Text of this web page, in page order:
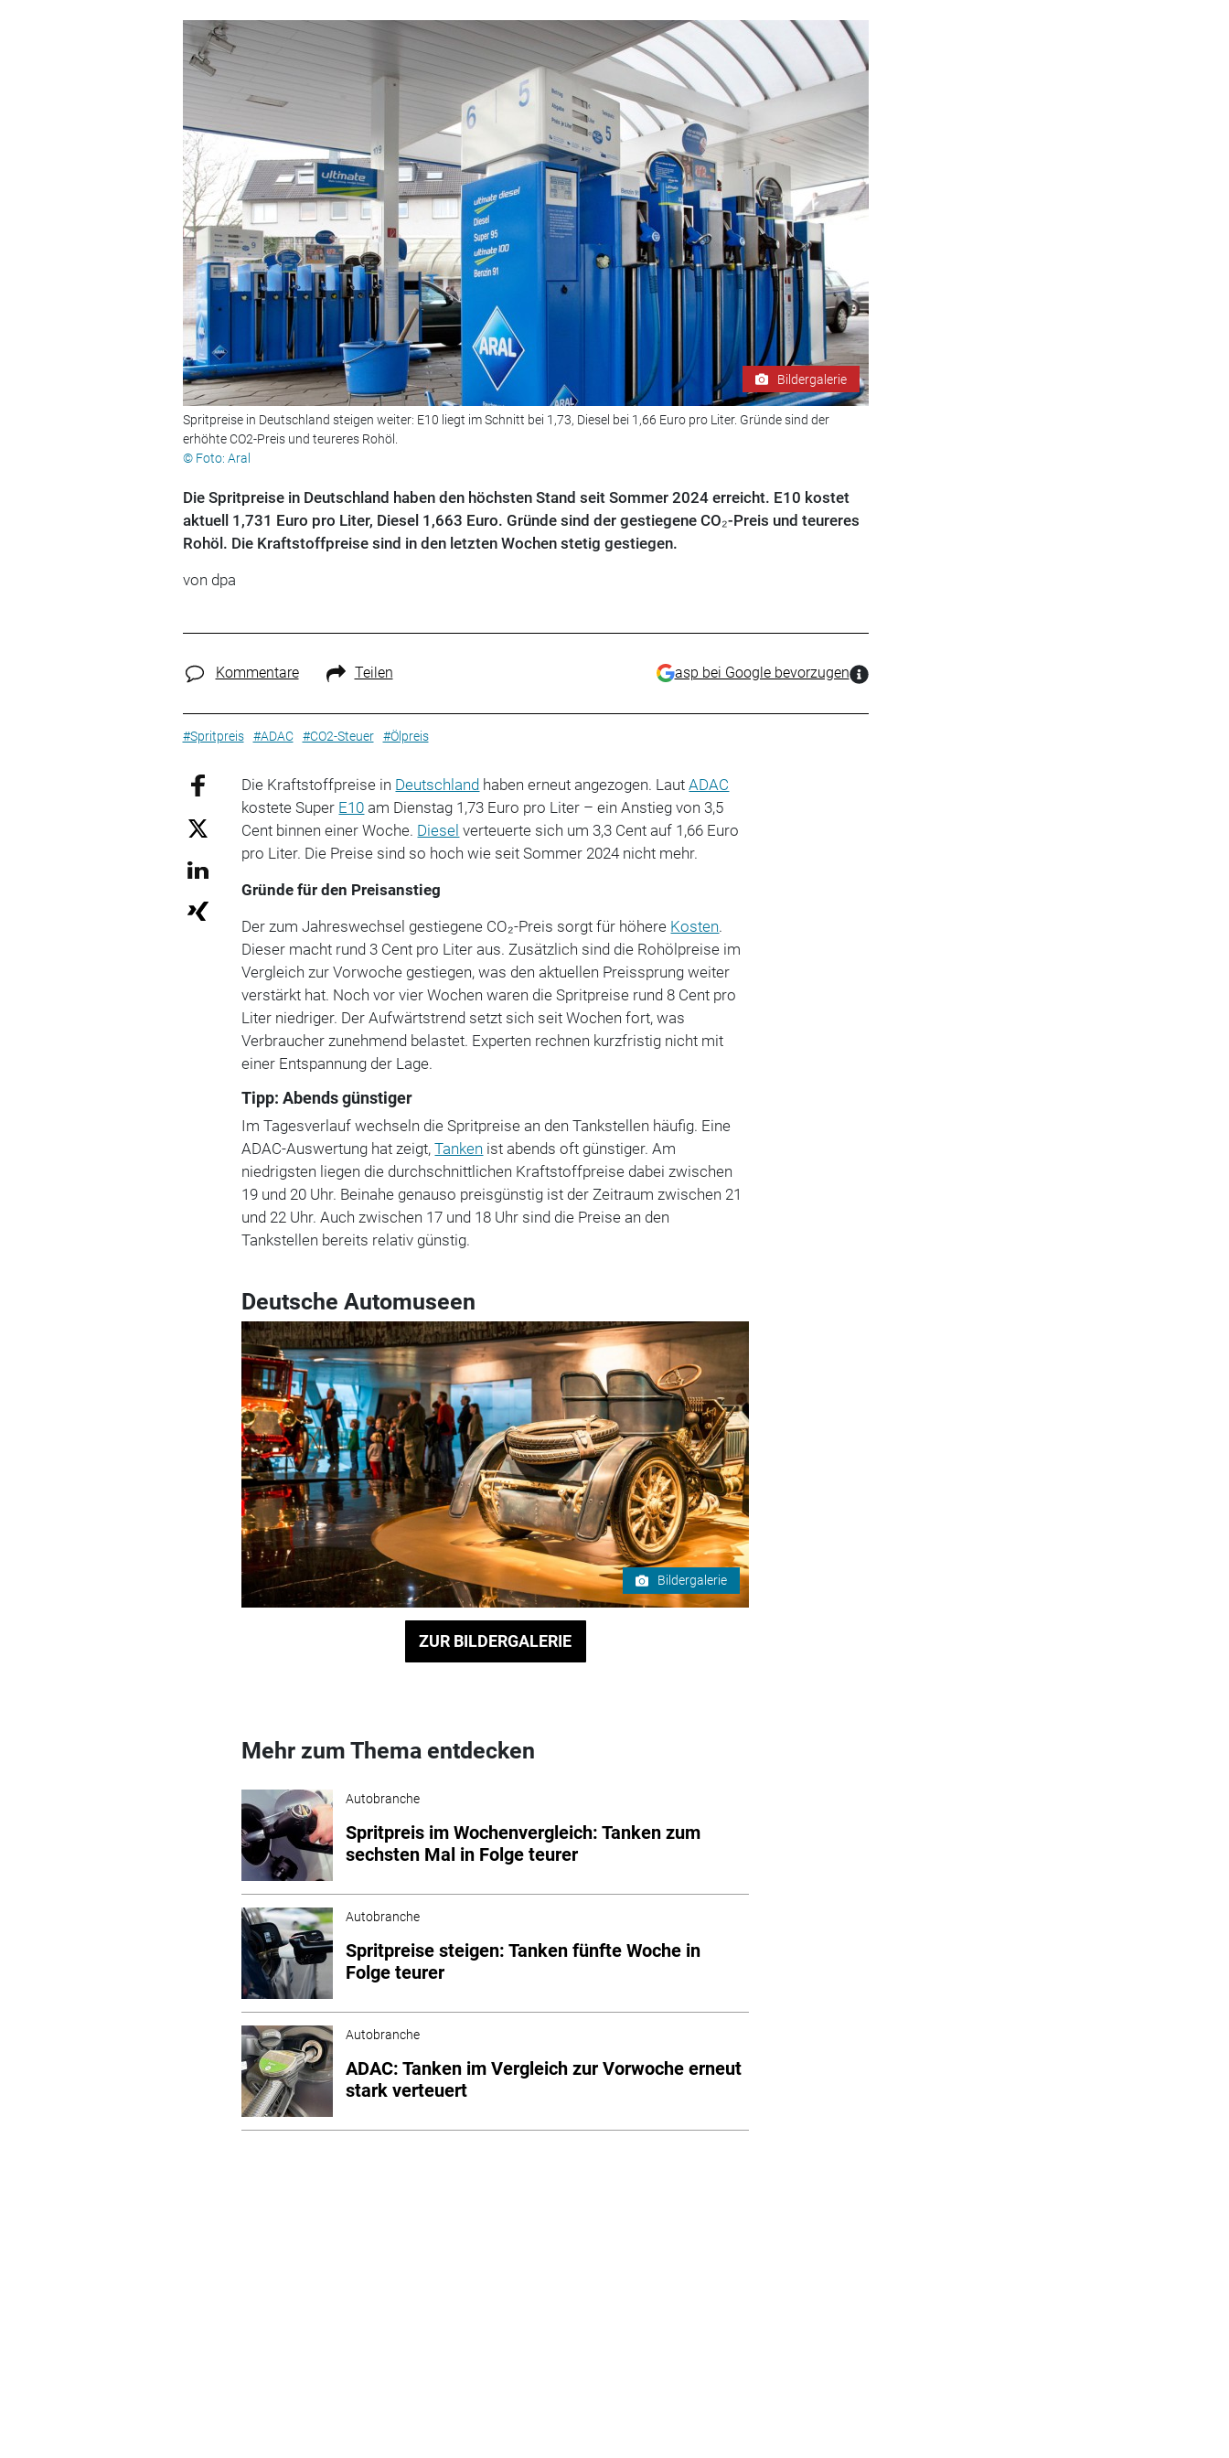
Bildergalerie
Spritpreise in Deutschland steigen weiter: E10 liegt im Schnitt bei 1,73, Diesel bei 1,66 Euro pro Liter. Gründe sind der
erhöhte CO2-Preis und teureres Rohöl.
© Foto: Aral
Die Spritpreise in Deutschland haben den höchsten Stand seit Sommer 2024 erreicht. E10 kostet
aktuell 1,731 Euro pro Liter, Diesel 1,663 Euro. Gründe sind der gestiegene CO₂-Preis und teureres
Rohöl. Die Kraftstoffpreise sind in den letzten Wochen stetig gestiegen.
von dpa
Kommentare Teilen asp bei Google bevorzugen
#Spritpreis #ADAC #CO2-Steuer #Ölpreis
Die Kraftstoffpreise in Deutschland haben erneut angezogen. LautADAC
kostete Super E10 am Dienstag 1,73 Euro pro Liter – ein Anstieg von 3,5
Cent binnen einer Woche. Diesel verteuerte sich um 3,3 Cent auf 1,66 Euro
pro Liter. Die Preise sind so hoch wie seit Sommer 2024 nicht mehr.
Gründe für den Preisanstieg
Der zum Jahreswechsel gestiegene CO₂-Preis sorgt für höhere Kosten.
Dieser macht rund 3 Cent pro Liter aus. Zusätzlich sind die Rohölpreise im
Vergleich zur Vorwoche gestiegen, was den aktuellen Preissprung weiter
verstärkt hat. Noch vor vier Wochen waren die Spritpreise rund 8 Cent pro
Liter niedriger. Der Aufwärtstrend setzt sich seit Wochen fort, was
Verbraucher zunehmend belastet. Experten rechnen kurzfristig nicht mit
einer Entspannung der Lage.
Tipp: Abends günstiger
Im Tagesverlauf wechseln die Spritpreise an den Tankstellen häufig. Eine
ADAC-Auswertung hat zeigt,Tanken ist abends oft günstiger. Am
niedrigsten liegen die durchschnittlichen Kraftstoffpreise dabei zwischen
19 und 20 Uhr. Beinahe genauso preisgünstig ist der Zeitraum zwischen 21
und 22 Uhr. Auch zwischen 17 und 18 Uhr sind die Preise an den
Tankstellen bereits relativ günstig.
Deutsche Automuseen
Bildergalerie
ZUR BILDERGALERIE
Mehr zum Thema entdecken
Autobranche
Spritpreis im Wochenvergleich: Tanken zum
sechsten Mal in Folge teurer
Autobranche
Spritpreise steigen: Tanken fünfte Woche in
Folge teurer
Autobranche
ADAC: Tanken im Vergleich zur Vorwoche erneut
stark verteuert